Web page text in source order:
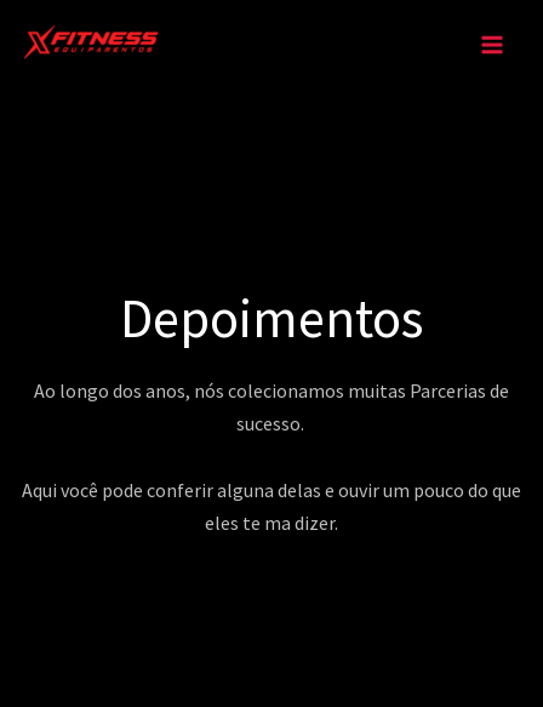
para
Depoimentos
Ao longo dos anos, nós colecionamos muitas Parcerias de
sucesso.
Aqui você pode conferir alguna delas e ouvir um pouco do que
eles te ma dizer.